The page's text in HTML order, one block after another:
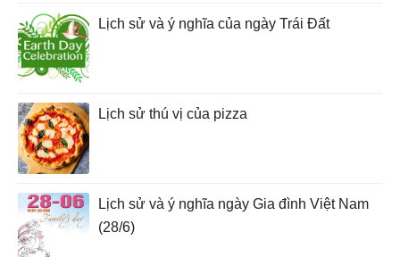
Lịch sử và ý nghĩa của ngày Trái Đất
Lịch sử thú vị của pizza
Lịch sử và ý nghĩa ngày Gia đình Việt Nam
(28/6)